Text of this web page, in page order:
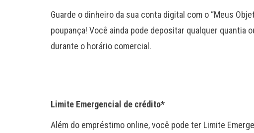
Guarde o dinheiro da sua conta digital com o “Meus
poupança! Você ainda pode depositar qualquer quantia
durante o horário comercial.
Limite Emergencial de crédito*
Além do empréstimo online, você pode ter Limite